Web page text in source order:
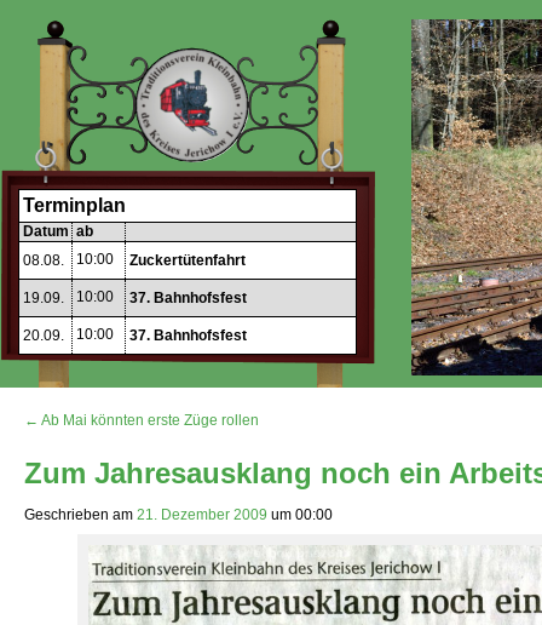
Terminplan
Datum ab
08.08.
10:00 Zuckertütenfahrt
19.09. 10:00 37. Bahnhofsfest
20.09. 10:00 37. Bahnhofsfest
← Ab Mai könnten erste Züge rollen
Zum Jahresausklang noch ein
Geschrieben am 21. Dezember 2009 um 00:00